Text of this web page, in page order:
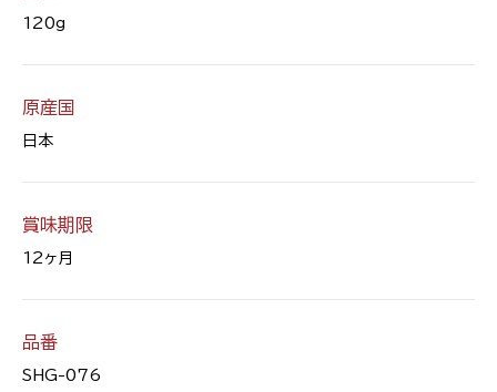
120g
原産国
日本
賞味期限
12ヶ月
品番
SHG-076